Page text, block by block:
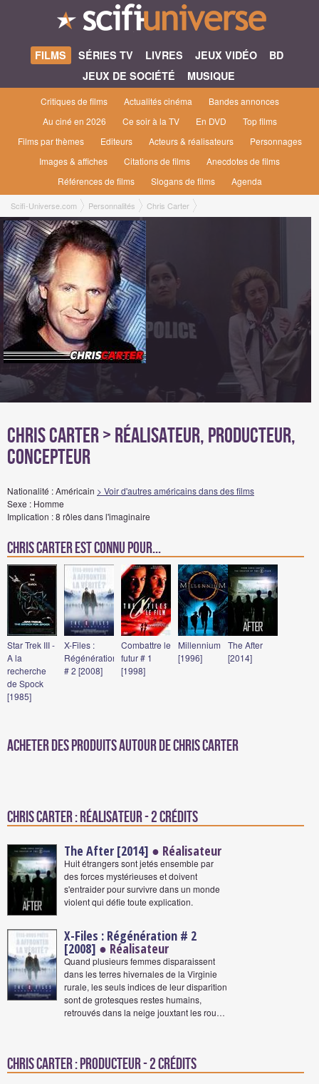
FILMS SÉRIES TV LIVRES JEUX VIDÉO
BD
JEUX DE SOCIÉTÉ
MUSIQUE
Critiques de films Actualités cinéma
Bandes annonces
Au ciné en 2026
Ce soir à la TV En DVD
Top films
Films par thèmes
Editeurs Acteurs & réalisateurs
Personnages
Images & affiches
Citations de films
Anecdotes de films
Références de films
Slogans de films Agenda
Scifi-Universe.com Personnalités Chris Carter
Chris Carter> Réalisateur, Producteur,
Concepteur
Nationalité : Américain > Voir d'autres américains dans des films
Sexe : Homme
Implication : 8 rôles dans l'imaginaire
Chris Carter est connu pour...
Star Trek III -
A la
recherche
de Spock
[1985]
X-Files :
Régénération
# 2 [2008]
Combattre le
futur # 1
[1998]
Millennium
[1996]
The After
[2014]
Acheter des produits autour de Chris Carter
Chris Carter : Réalisateur - 2 crédits
The After [2014] ● Réalisateur
Huit étrangers sont jetés ensemble par
des forces mystérieuses et doivent
s'entraider pour survivre dans un monde
violent qui défie toute explication.
X-Files : Régénération # 2
[2008] ● Réalisateur
Quand plusieurs femmes disparaissent
dans les terres hivernales de la Virginie
rurale, les seuls indices de leur disparition
sont de grotesques restes humains,
retrouvés dans la neige jouxtant les rou…
Chris Carter : Producteur - 2 crédits